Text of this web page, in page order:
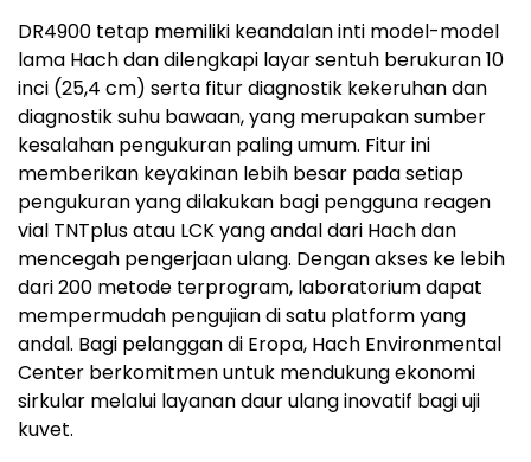
DR4900 tetap memiliki keandalan inti model-model
lama Hach dan dilengkapi layar sentuh berukuran 10
inci (25,4 cm) serta fitur diagnostik kekeruhan dan
diagnostik suhu bawaan, yang merupakan sumber
kesalahan pengukuran paling umum. Fitur ini
memberikan keyakinan lebih besar pada setiap
pengukuran yang dilakukan bagi pengguna reagen
vial TNTplus atau LCK yang andal dari Hach dan
mencegah pengerjaan ulang. Dengan akses ke lebih
dari 200 metode terprogram, laboratorium dapat
mempermudah pengujian di satu platform yang
andal. Bagi pelanggan di Eropa, Hach Environmental
Center berkomitmen untuk mendukung ekonomi
sirkular melalui layanan daur ulang inovatif bagi uji
kuvet.